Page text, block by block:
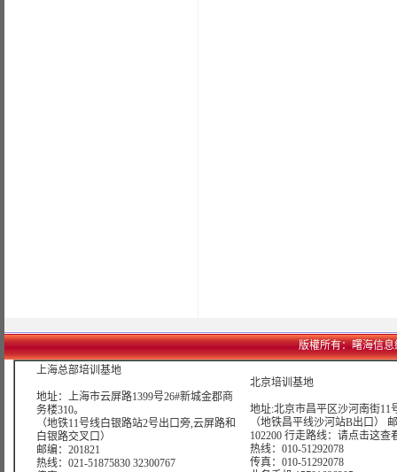
版權所有：曙海信息
上海总部培训基地
地址：上海市云屏路1399号26#新城金郡商
务楼310。
（地铁11号线白银路站2号出口旁,云屏路和
白银路交叉口）
邮编：201821
热线：021-51875830 32300767
北京培训基地
地址:北京市昌平区沙河南街11
（地铁昌平线沙河站B出口）
102200 行走路线： 请点击这查
热线：010-51292078
传真：010-51292078